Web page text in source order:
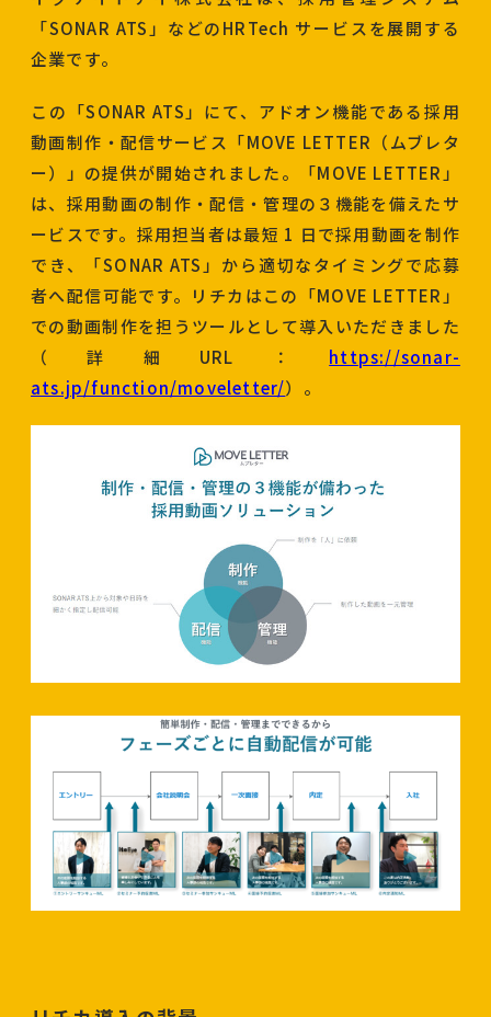
「SONAR ATS」などのHRTech サービスを展開する
企業です。
この「SONAR ATS」にて、アドオン機能である採用
動画制作・配信サービス「MOVE LETTER（ムブレタ
ー）」の提供が開始されました。「MOVE LETTER」
は、採用動画の制作・配信・管理の３機能を備えたサ
ービスです。採用担当者は最短 1 日で採用動画を制作
でき、「SONAR ATS」から適切なタイミングで応募
者へ配信可能です。リチカはこの「MOVE LETTER」
での動画制作を担うツールとして導入いただきました
（詳細URL： https://sonar-
ats.jp/function/moveletter/）。